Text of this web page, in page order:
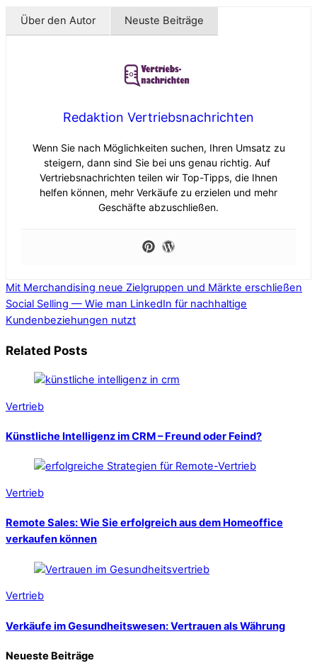
Über den Autor Neuste Beiträge
Redaktion Vertriebsnachrichten
Wenn Sie nach Möglichkeiten suchen, Ihren Umsatz zu
steigern, dann sind Sie bei uns genau richtig. Auf
Vertriebsnachrichten teilen wir Top-Tipps, die Ihnen
helfen können, mehr Verkäufe zu erzielen und mehr
Geschäfte abzuschließen.
Mit Merchandising neue Zielgruppen und Märkte erschließen
Social Selling — Wie man LinkedIn für nachhaltige
Kundenbeziehungen nutzt
Related Posts
Vertrieb
Künstliche Intelligenz im CRM – Freund oder Feind?
Vertrieb
Remote Sales: Wie Sie erfolgreich aus dem Homeoffice
verkaufen können
Vertrieb
Verkäufe im Gesundheitswesen: Vertrauen als Währung
Neueste Beiträge